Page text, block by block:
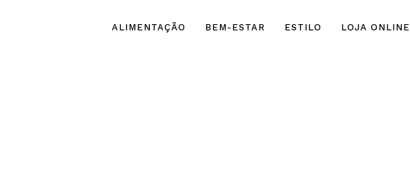
ALIMENTAÇÃO BEM-ESTAR ESTILO LOJA ONLINE